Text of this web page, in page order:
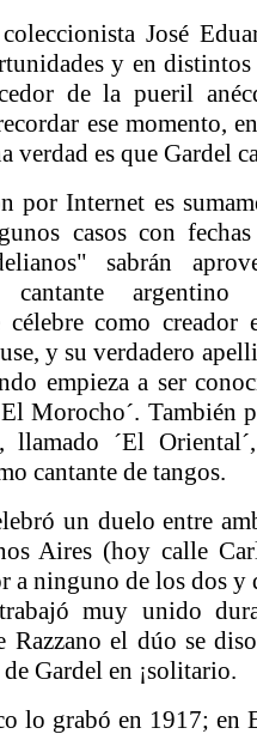
José
y en
de la pueril
ese momento,
verdad es que Gardel
por Internet es
casos con
sabrán
cantante
célebre como creador
y su verdadero
empieza a ser
Morocho´. También
llamado ´El
cantante de tangos.
un duelo entre
Aires (hoy calle
a ninguno de los dos y
muy unido
Razzano el dúo se
Gardel en ¡solitario.
lo grabó en 1917; en